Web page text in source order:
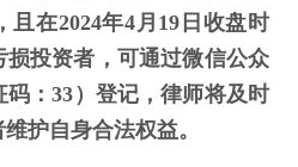
且在2024年4月19日收盘时
投资者，可通过微信公众
：33）登记，律师将及时
护自身合法权益。